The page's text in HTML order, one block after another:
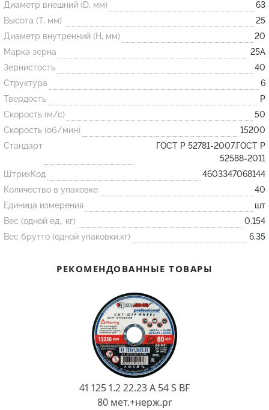
Огнеупорные
изделия
Скачать каталог
Тигель
Муфель
Черпак
Шербер
Трубка
Стержень
Пробка
Подставка
Лодочка
Ковш разливочный
Огнеупорная SiC смесь
Диаметр внешний (D, мм)
63
Высота (T, мм)
25
Диаметр внутренний (H, мм)
20
Марка зерна
25А
Зернистость
40
Структура
6
Твердость
P
Скорость (м/с)
50
Скорость (об/мин)
15200
Стандарт
ГОСТ Р 52781-2007,ГОСТ Р
52588-2011
ШтрихКод
4603347068144
Количество в упаковке
40
Единица измерения
шт
Вес (одной ед., кг)
0.154
Вес брутто (одной упаковки,кг)
6.35
РЕКОМЕНДОВАННЫЕ ТОВАРЫ
41 125 1.2 22.23 A 54 S BF
80 мет.+нерж.pr